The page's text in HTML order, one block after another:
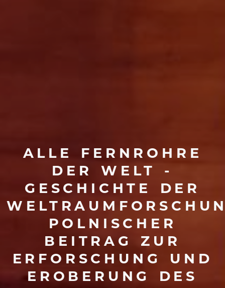
ALLE
FERNROHRE
DER
WELT
-
GESCHICHTE
DER
POLNISCHER
BEITRAG
ZUR
ERFORSCHUNG
UND
EROBERUNG
DES